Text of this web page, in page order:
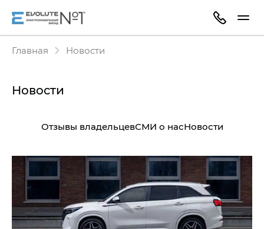
Главная Новости
Новости
Отзывы владельцевСМИ о насНовости